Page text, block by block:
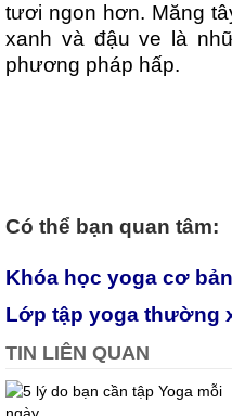
tươi ngon hơn. Măng
xanh và đậu ve là
phương pháp hấp.
Có thể bạn quan tâm:
Khóa học yoga cơ
Lớp tập yoga thường
TIN LIÊN QUAN